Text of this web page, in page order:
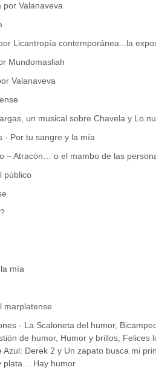
por Valanaveva
Licantropía contemporánea...la
Mundomasliah
Valanaveva
un musical sobre Chavela y Lo
- Por tu sangre y la mía
– Atracón… o el mambo de las
público
mía
marplatense
- La Scaloneta del humor,
de humor, Humor y brillos,
Azul: Derek 2 y Un zapato busca mi
plata… Hay humor